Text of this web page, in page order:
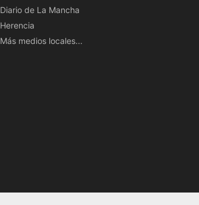
Diario de La Mancha
Herencia
Más medios locales...